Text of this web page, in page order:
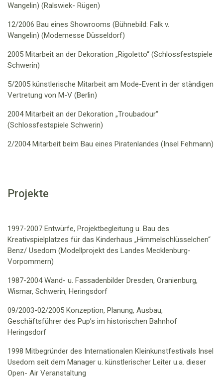
Wangelin) (Ralswiek- Rügen)
12/2006 Bau eines Showrooms (Bühnebild: Falk v.
Wangelin) (Modemesse Düsseldorf)
2005 Mitarbeit an der Dekoration „Rigoletto“ (Schlossfestspiele
Schwerin)
5/2005 künstlerische Mitarbeit am Mode-Event in der ständigen
Vertretung von M-V (Berlin)
2004 Mitarbeit an der Dekoration „Troubadour“
(Schlossfestspiele Schwerin)
2/2004 Mitarbeit beim Bau eines Piratenlandes (Insel Fehmann)
Projekte
1997-2007 Entwürfe, Projektbegleitung u. Bau des
Kreativspielplatzes für das Kinderhaus „Himmelschlüsselchen“
Benz/ Usedom (Modellprojekt des Landes Mecklenburg-
Vorpommern)
1987-2004 Wand- u. Fassadenbilder Dresden, Oranienburg,
Wismar, Schwerin, Heringsdorf
09/2003-02/2005 Konzeption, Planung, Ausbau,
Geschäftsführer des Pup’s im historischen Bahnhof
Heringsdorf
1998 Mitbegründer des Internationalen Kleinkunstfestivals Insel
Usedom seit dem Manager u. künstlerischer Leiter u.a. dieser
Open- Air Veranstaltung